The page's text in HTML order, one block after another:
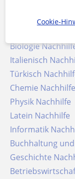
Französisch
Biologie
Italienisch
Türkisch
Chemie Nachhilfe
Physik Nachhilfe
Latein Nachhilfe
Informatik
Buchhaltung
Geschichte
Cookie-